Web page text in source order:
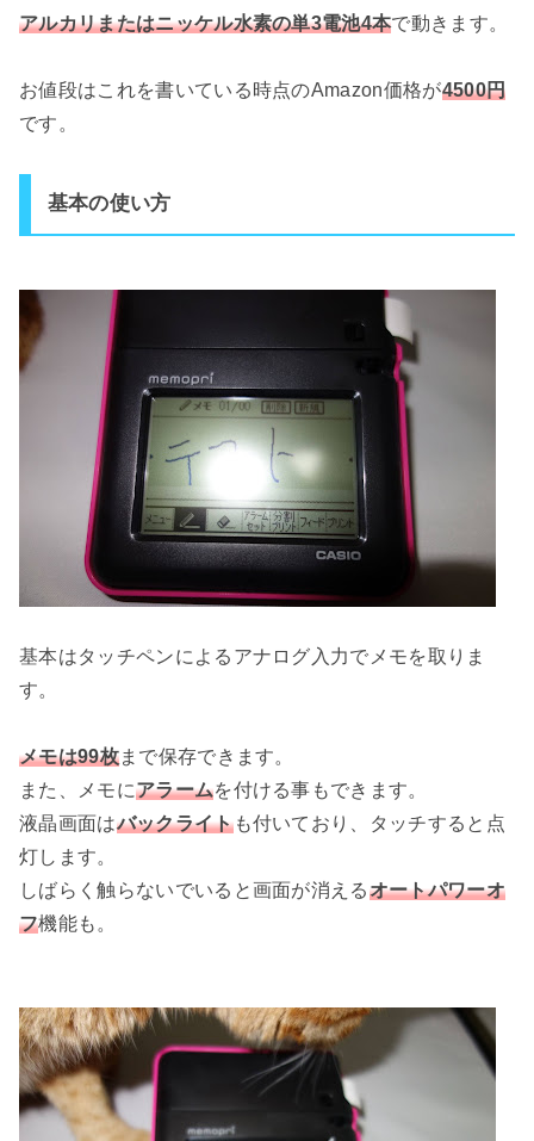
アルカリまたはニッケル水素の単3電池4本で動きます。
お値段はこれを書いている時点のAmazon価格が4500円
です。
基本の使い方
基本はタッチペンによるアナログ入力でメモを取りま
す。
メモは99枚まで保存できます。
また、メモにアラームを付ける事もできます。
液晶画面はバックライトも付いており、タッチすると点
灯します。
しばらく触らないでいると画面が消えるオートパワーオ
フ機能も。